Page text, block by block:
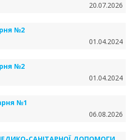
20.07.2026
№2
01.04.2024
№2
01.04.2024
№1
06.08.2026